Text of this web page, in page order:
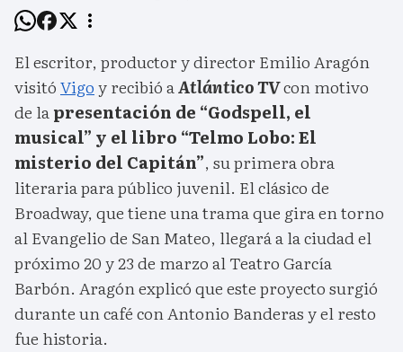
El escritor, productor y director Emilio Aragón
visitóVigoy recibió aAtlántico TVcon motivo
de lapresentación de “Godspell, el
musical” y el libro “Telmo Lobo: El
misterio del Capitán”, su primera obra
literaria para público juvenil. El clásico de
Broadway, que tiene una trama que gira en torno
al Evangelio de San Mateo, llegará a la ciudad el
próximo 20 y 23 de marzo al Teatro García
Barbón. Aragón explicó que este proyecto surgió
durante un café con Antonio Banderas y el resto
fue historia.